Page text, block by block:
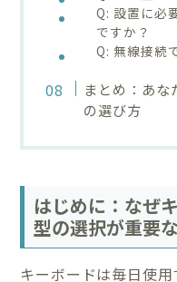
Q: 設置に必
ですか？
Q: 無線接続
まとめ：あ
の選び方
はじめに：なぜ
型の選択が重要
キーボードは毎日使